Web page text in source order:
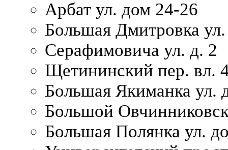
Арбат ул. дом 24-26
Большая Дмитровка
Серафимовича ул. д. 2
Щетининский пер. вл.
Большая Якиманка ул.
Большой
Большая Полянка ул.